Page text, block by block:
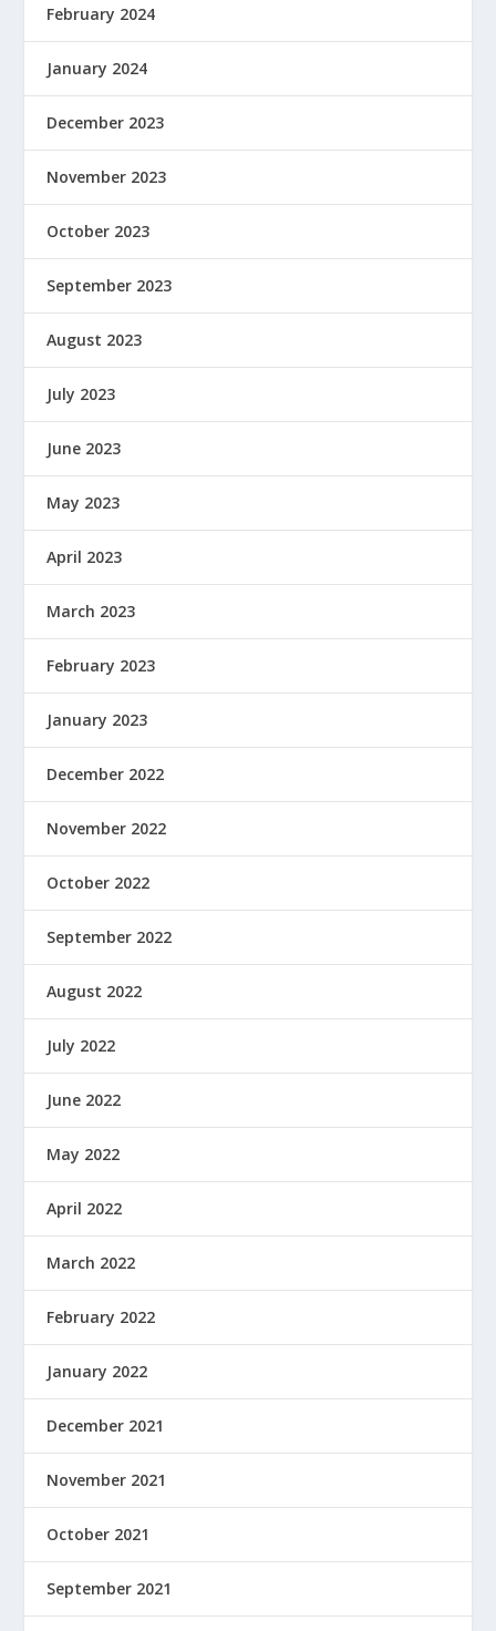
February 2024
January 2024
December 2023
November 2023
October 2023
September 2023
August 2023
July 2023
June 2023
May 2023
April 2023
March 2023
February 2023
January 2023
December 2022
November 2022
October 2022
September 2022
August 2022
July 2022
June 2022
May 2022
April 2022
March 2022
February 2022
January 2022
December 2021
November 2021
October 2021
September 2021